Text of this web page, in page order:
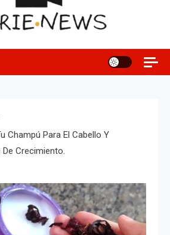
Champú Para El Cabello Y
De Crecimiento.